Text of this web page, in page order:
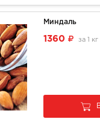
Миндаль
1360 за 1 кг